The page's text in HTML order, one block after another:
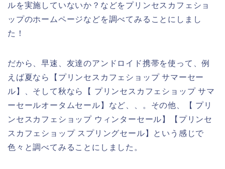
ルを実施していないか？などをプリンセスカフェショ
ップのホームページなどを調べてみることにしまし
た！
だから、早速、友達のアンドロイド携帯を使って、例
えば夏なら【プリンセスカフェショップ サマーセー
ル】、そして秋なら【 プリンセスカフェショップ サマ
ーセールオータムセール】など、、。その他、【 プリ
ンセスカフェショップ ウィンターセール】【プリンセ
スカフェショップ スプリングセール】という感じで
色々と調べてみることにしました。